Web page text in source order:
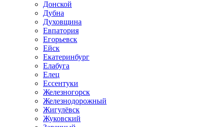
Донской
Дубна
Духовщина
Евпатория
Егорьевск
Ейск
Екатеринбург
Елабуга
Елец
Ессентуки
Железногорск
Железнодорожный
Жигулёвск
Жуковский